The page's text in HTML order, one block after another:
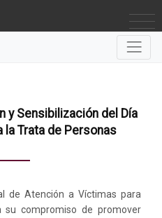
y Sensibilización del Día
la Trata de Personas
de Atención a Víctimas para
su compromiso de promover